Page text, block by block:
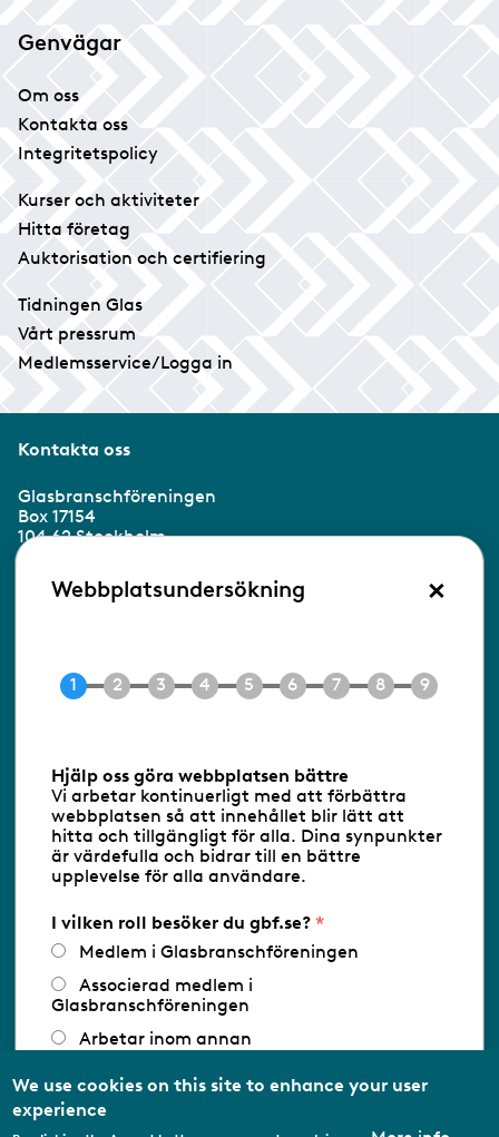
Genvägar
Om oss
Kontakta oss
Integritetspolicy
Kurser och aktiviteter
Hitta företag
Auktorisation och certifiering
Tidningen Glas
Vårt pressrum
Medlemsservice/Logga in
Kontakta oss
Glasbranschföreningen
Box 17154
104 62 Stockholm
Besöksadress:
Ringvägen 100
E-post info@gbf.se
Följ oss via RSS
Databasens namn:www.gbf.se-
Glasbranschföreningen AB - Ansvarig
utgivare: Sofia Wahlgren
Webbplatsundersökning ×
Hjälp oss göra webbplatsen bättre
Vi arbetar kontinuerligt med att förbättra
webbplatsen så att innehållet blir lätt att
hitta och tillgängligt för alla. Dina synpunkter
är värdefulla och bidrar till en bättre
upplevelse för alla användare.
I vilken roll besöker du gbf.se?
Medlem i Glasbranschföreningen
Associerad medlem i
Glasbranschföreningen
Arbetar inom annan
Utbildningsaktör
We use cookies on this site to enhance your user
experience